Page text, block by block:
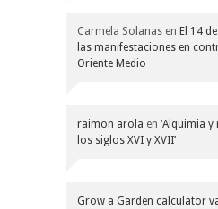
Carmela Solanas en El 14
las manifestaciones en
Oriente Medio
raimon arola en ‘Alquimia
los siglos XVI y XVII’
Grow a Garden calculator